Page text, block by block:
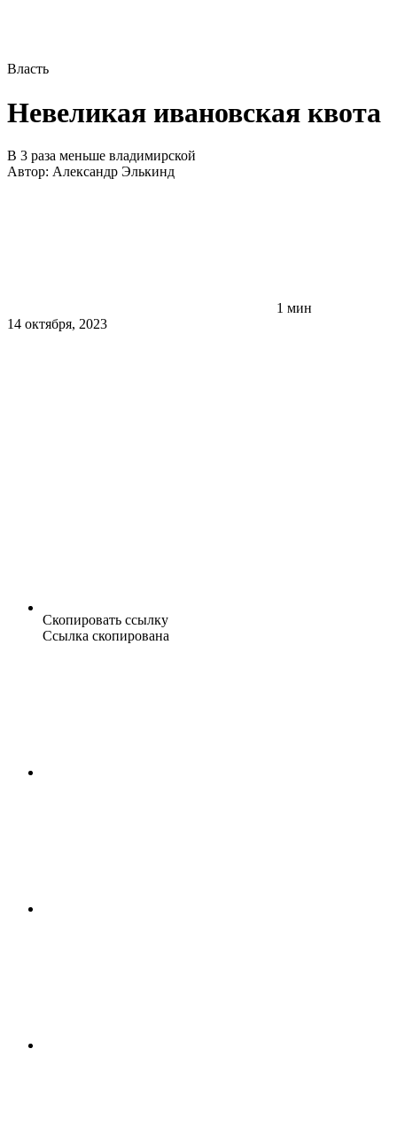
Власть
Невеликая ивановская квота
В 3 раза меньше владимирской
Автор: Александр Элькинд
1 мин
14 октября, 2023
Скопировать ссылку
Ссылка скопирована